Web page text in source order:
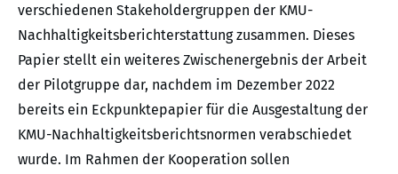
verschiedenen Stakeholdergruppen der KMU-
Nachhaltigkeitsberichterstattung zusammen. Dieses
Papier stellt ein weiteres Zwischenergebnis der Arbeit
der Pilotgruppe dar, nachdem im Dezember 2022
bereits ein Eckpunktepapier für die Ausgestaltung der
KMU-Nachhaltigkeitsberichtsnormen verabschiedet
wurde. Im Rahmen der Kooperation sollen